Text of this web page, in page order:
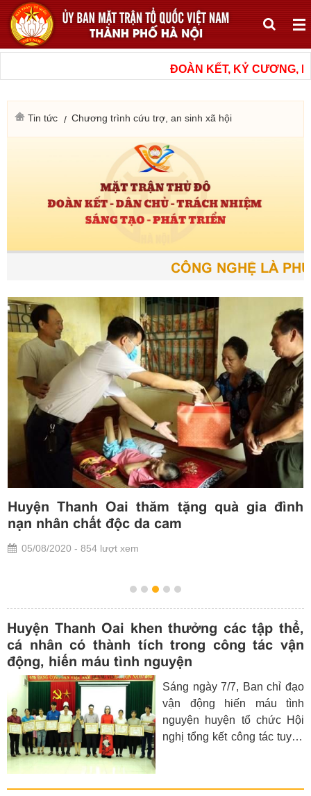
ĐOÀN KẾT, KỶ CƯƠNG,
Tin tức Chương trình cứu trợ, an sinh xã hội
CÔNG NGHỆ LÀ
Huyện Thanh Oai thăm tặng quà gia đình
nạn nhân chất độc da cam
05/08/2020 - 854 lượt xem
Huyện Thanh Oai khen thưởng các tập thể,
cá nhân có thành tích trong công tác vận
động, hiến máu tình nguyện
Sáng ngày 7/7, Ban chỉ đạo
vận động hiến máu tình
nguyện huyện tổ chức Hội
nghị tổng kết công tác tuyên
vinh các tập thể, cá nhân có